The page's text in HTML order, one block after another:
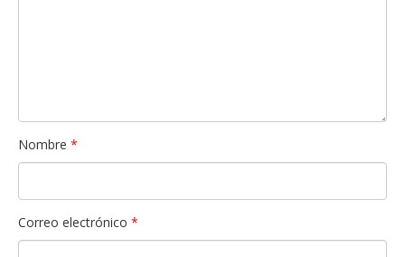
Nombre *
Correo electrónico *